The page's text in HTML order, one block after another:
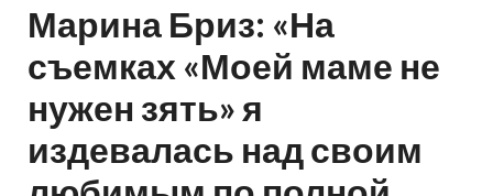
Марина Бриз: «На
съемках «Моей маме не
нужен зять» я
издевалась над своим